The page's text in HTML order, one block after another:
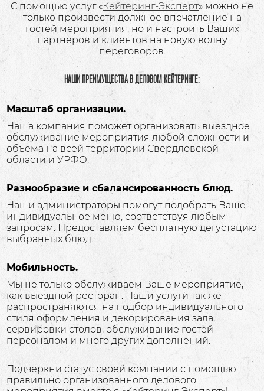
С помощью услуг «Кейтеринг-Эксперт» можно не
только произвести должное впечатление на
гостей мероприятия, но и настроить Ваших
партнеров и клиентов на новую волну
переговоров.
НАШИ ПРЕИМУЩЕСТВА В ДЕЛОВОМ КЕЙТЕРИНГЕ:
Масштаб организации.
Наша компания поможет организовать выездное
обслуживание мероприятия любой сложности и
объема на всей территории Свердловской
области и УРФО.
Разнообразие и сбалансированность блюд.
Наши администраторы помогут подобрать Ваше
индивидуальное меню, соответствуя любым
запросам. Предоставляем бесплатную дегустацию
выбранных блюд.
Мобильность.
Мы не только обслуживаем Ваше мероприятие,
как выездной ресторан. Наши услуги так же
распространяются на подбор индивидуального
стиля оформления и декорирования зала,
сервировки столов, обслуживание гостей
персоналом и много других дополнений.
Подчеркни статус своей компании с помощью
правильно организованного делового